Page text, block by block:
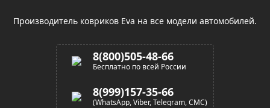
Производитель ковриков Eva на все модели автомобилей.
8(800)505-48-66
Бесплатно по всей России
8(999)157-35-66
(WhatsApp, Viber, Telegram, СМС)